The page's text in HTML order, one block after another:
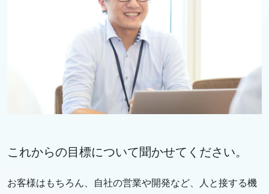
これからの目標について聞かせてください。
お客様はもちろん、自社の営業や開発など、人と接する機